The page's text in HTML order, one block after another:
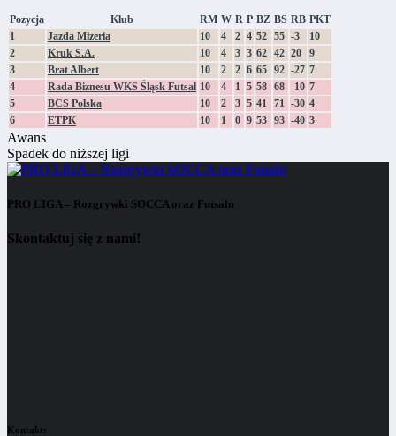
Pozycja Klub RM W R P BZ BS RB PKT
1
Jazda Mizeria 10 4 2 4 52 55 -3
10
2
Kruk S.A. 10 4 3 3 62 42 20
9
3
Brat Albert 10 2 2 6 65 92 -27 7
4
Rada Biznesu WKS Śląsk Futsal 10 4 1 5 58 68 -10 7
5
BCS Polska 10 2 3 5 41 71 -30 4
6
ETPK 10 1 0 9 53 93 -40 3
Awans
Spadek do niższej ligi
PRO LIGA – Rozgrywki SOCCA oraz Futsalu
Skontaktuj się z nami!
Kontakt: